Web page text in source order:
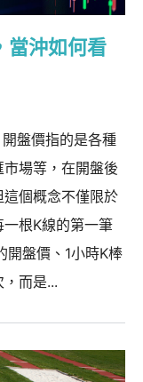
當沖如何看
盤價指的是各種
場等，在開盤後
個概念不僅限於
根K線的第一筆
開盤價、1小時K棒
而是...